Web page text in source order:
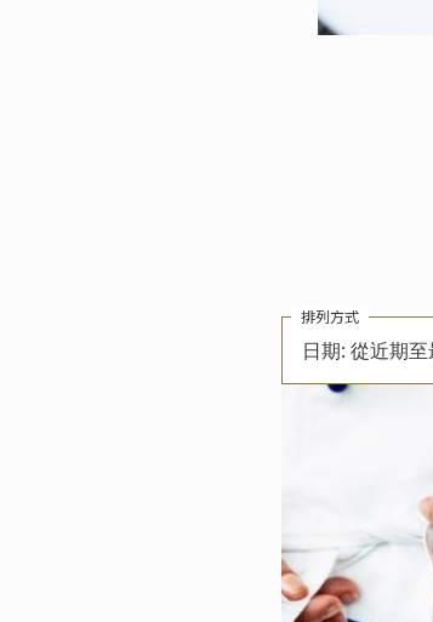
日期: 從近期
排列方式